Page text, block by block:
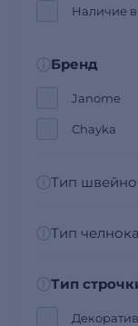
Наличие
Бренд
Janome
Chayka
Тип
Тип челнока
Тип